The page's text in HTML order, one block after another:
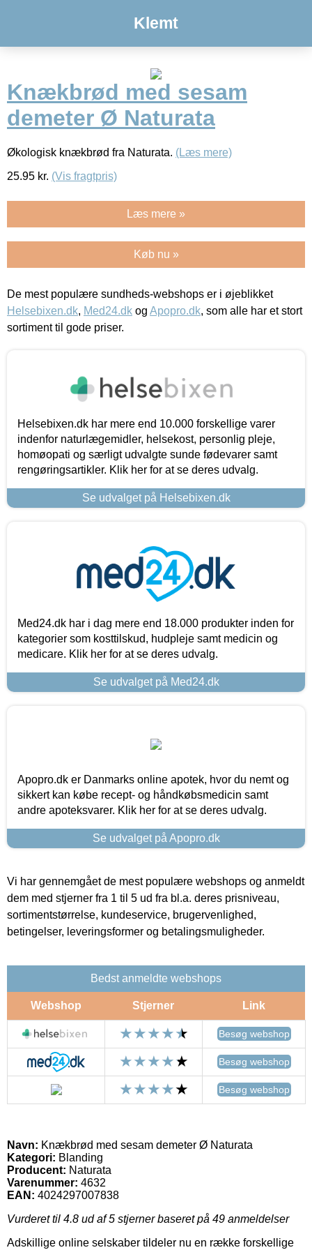
Klemt
Knækbrød med sesam
demeter Ø Naturata
Økologisk knækbrød fra Naturata. (Læs mere)
25.95 kr. (Vis fragtpris)
Læs mere »
Køb nu »
De mest populære sundheds-webshops er i øjeblikket
Helsebixen.dk, Med24.dk og Apopro.dk, som alle har et stort
sortiment til gode priser.
Helsebixen.dk har mere end 10.000 forskellige varer
indenfor naturlægemidler, helsekost, personlig pleje,
homøopati og særligt udvalgte sunde fødevarer samt
rengøringsartikler. Klik her for at se deres udvalg.
Se udvalget på Helsebixen.dk
Med24.dk har i dag mere end 18.000 produkter inden for
kategorier som kosttilskud, hudpleje samt medicin og
medicare. Klik her for at se deres udvalg.
Se udvalget på Med24.dk
Apopro.dk er Danmarks online apotek, hvor du nemt og
sikkert kan købe recept- og håndkøbsmedicin samt
andre apoteksvarer. Klik her for at se deres udvalg.
Se udvalget på Apopro.dk
Vi har gennemgået de mest populære webshops og anmeldt
dem med stjerner fra 1 til 5 ud fra bl.a. deres prisniveau,
sortimentstørrelse, kundeservice, brugervenlighed,
betingelser, leveringsformer og betalingsmuligheder.
Bedst anmeldte webshops
Webshop Stjerner Link
Besøg webshop
Besøg webshop
Besøg webshop
Navn: Knækbrød med sesam demeter Ø Naturata
Kategori: Blanding
Producent: Naturata
Varenummer: 4632
EAN: 4024297007838
Vurderet til 4.8 ud af 5 stjerner baseret på 49 anmeldelser
Adskillige online selskaber tildeler nu en række forskellige